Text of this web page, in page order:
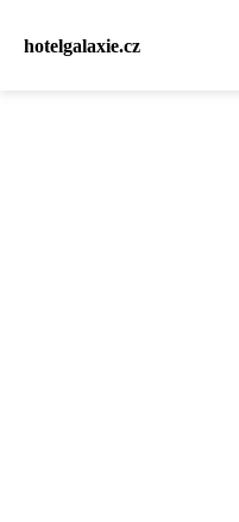
hotelgalaxie.cz